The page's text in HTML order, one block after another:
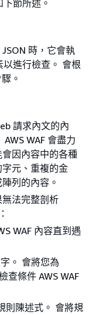
節所述。
時，它會執
進行檢查。 會根
。
請求內文的內
WAF 會盡力
因內容中的各種
元、重複的金
列的內容。
法完整剖析
WAF 內容直到遇
。 會將您為
查條件 AWS WAF
則陳述式。 會將規